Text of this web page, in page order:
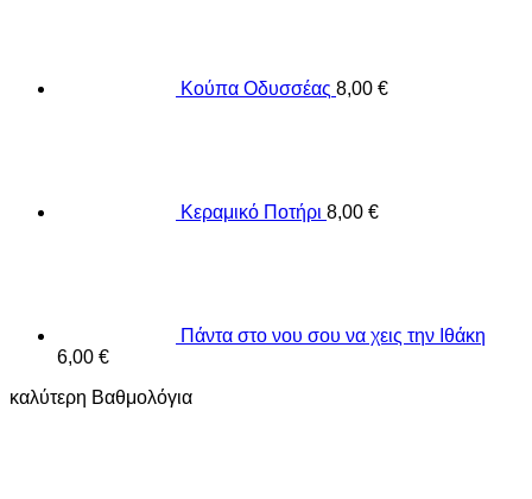
Κούπα Οδυσσέας 8,00 €
Κεραμικό Ποτήρι 8,00 €
Πάντα στο νου σου να χεις την Ιθάκη
6,00 €
καλύτερη Βαθμολόγια